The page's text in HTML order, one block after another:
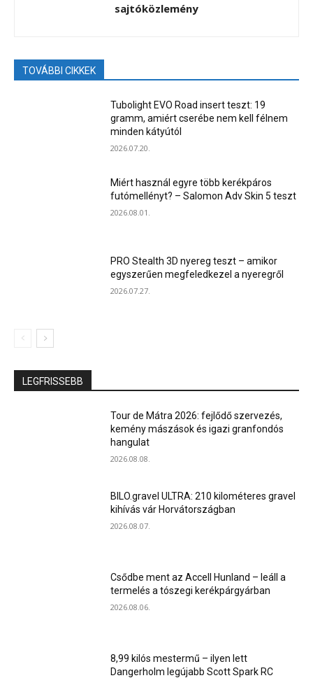
sajtóközlemény
TOVÁBBI CIKKEK
Tubolight EVO Road insert teszt: 19
gramm, amiért cserébe nem kell félnem
minden kátyútól
2026.07.20.
Miért használ egyre több kerékpáros
futómellényt? – Salomon Adv Skin 5 teszt
2026.08.01.
PRO Stealth 3D nyereg teszt – amikor
egyszerűen megfeledkezel a nyeregről
2026.07.27.
LEGFRISSEBB
Tour de Mátra 2026: fejlődő szervezés,
kemény mászások és igazi granfondós
hangulat
2026.08.08.
BILO.gravel ULTRA: 210 kilométeres gravel
kihívás vár Horvátországban
2026.08.07.
Csődbe ment az Accell Hunland – leáll a
termelés a tószegi kerékpárgyárban
2026.08.06.
8,99 kilós mestermű – ilyen lett
Dangerholm legújabb Scott Spark RC